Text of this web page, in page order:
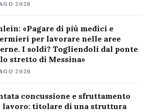
2026
«Pagare di più medici e
per lavorare nelle aree
I soldi? Togliendoli dal ponte
stretto di Messina»
2026
concussione e sfruttamento
lavoro: titolare di una struttura